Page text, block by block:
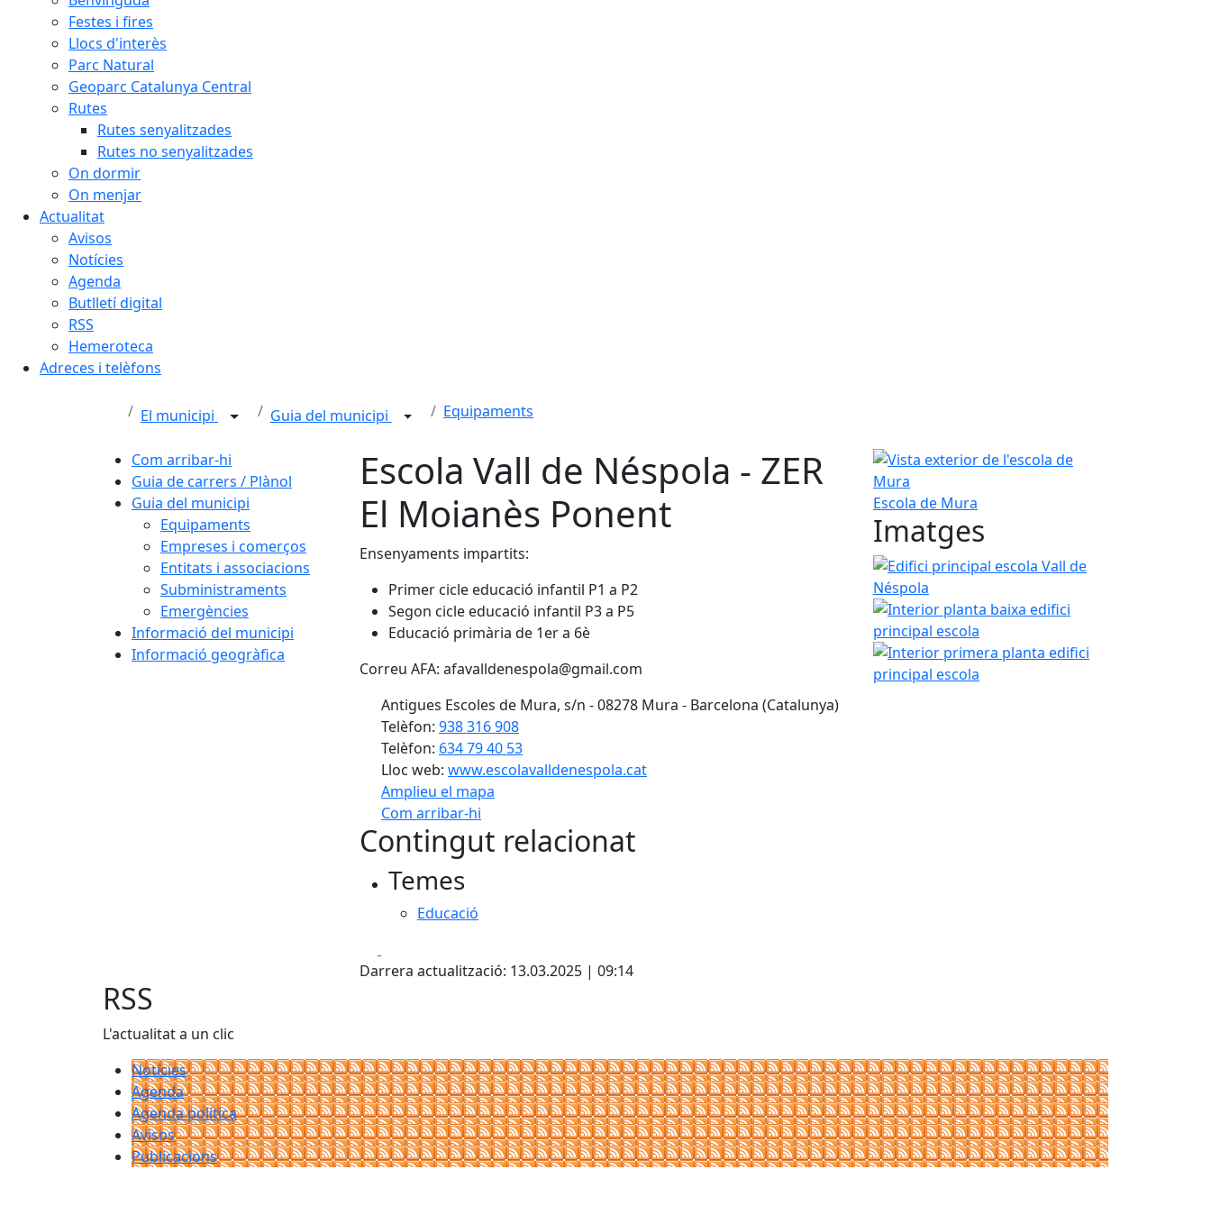
Festes i fires
Llocs d'interès
Parc Natural
Geoparc Catalunya Central
Rutes
Rutes senyalitzades
Rutes no senyalitzades
On dormir
On menjar
Actualitat
Avisos
Notícies
Agenda
Butlletí digital
RSS
Hemeroteca
Adreces i telèfons
El municipi Guia del municipi Equipaments
Com arribar-hi
Guia de carrers / Plànol
Guia del municipi
Equipaments
Empreses i comerços
Entitats i associacions
Subministraments
Emergències
Informació del municipi
Informació geogràfica
Escola Vall de Néspola - ZER
El Moianès Ponent
Ensenyaments impartits:
Primer cicle educació infantil P1 a P2
Segon cicle educació infantil P3 a P5
Educació primària de 1er a 6è
Correu AFA: afavalldenespola@gmail.com
Antigues Escoles de Mura, s/n - 08278 Mura - Barcelona (Catalunya)
Telèfon: 938 316 908
Telèfon: 634 79 40 53
Lloc web: www.escolavalldenespola.cat
Amplieu el mapa
Com arribar-hi
+
−
Contingut relacionat
Temes
Educació
Darrera actualització: 13.03.2025 | 09:14
Vista exterior de l'escola de Mura
Escola de Mura
Imatges
Edifici principal escola Vall de Néspola
Interior planta baixa edifici principal escola
Interior primera planta edifici principal escola
RSS
L'actualitat a un clic
Notícies
Agenda
Agenda política
Avisos
Publicacions